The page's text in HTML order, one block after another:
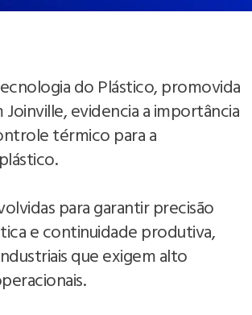
do Plástico, promovida
evidencia a importância
térmico para a
para garantir precisão
e continuidade produtiva,
que exigem alto